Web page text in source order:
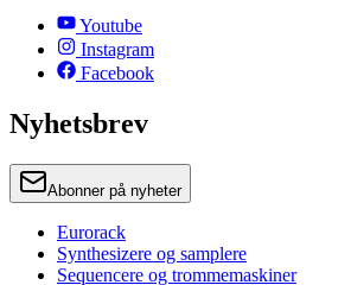
Youtube
Instagram
Facebook
Nyhetsbrev
Abonner på nyheter
Eurorack
Synthesizere og samplere
Sequencere og trommemaskiner